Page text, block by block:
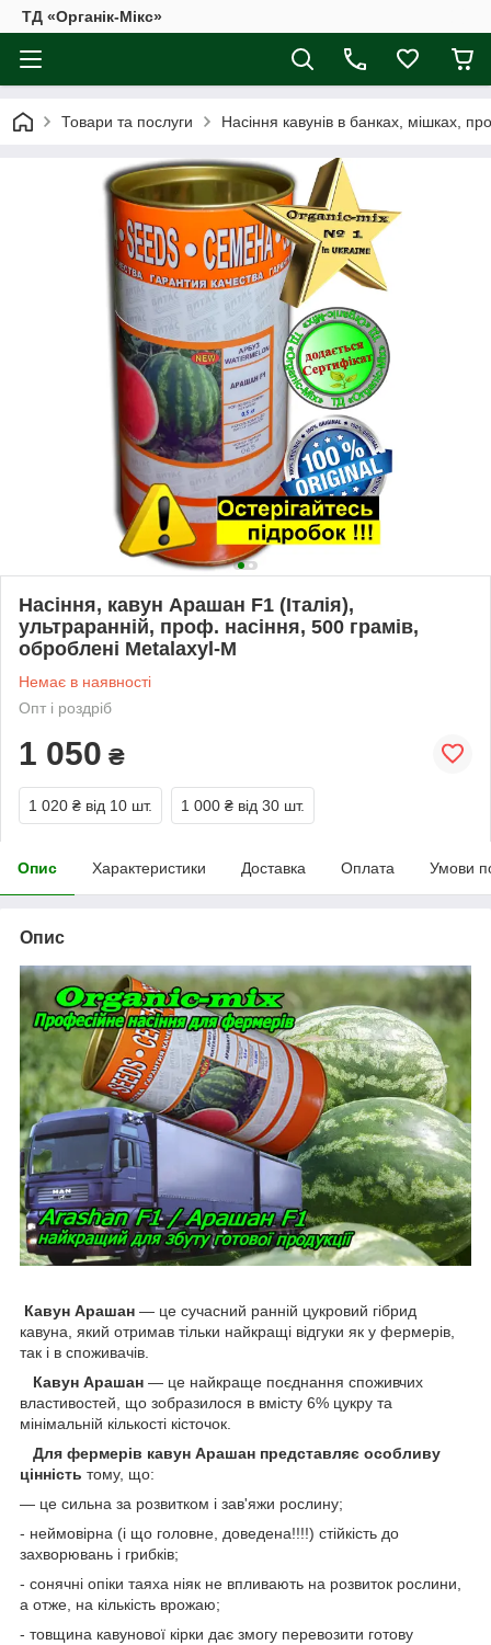
ТД «Органік-Мікс»
Товари та послуги Насіння кавунів в банках, мішках,
Насіння, кавун Арашан F1 (Італія),
ультраранній, проф. насіння, 500 грамів,
оброблені Metalaxyl-M
Немає в наявності
Опт і роздріб
1 050 ₴
1 020 ₴ від 10 шт. 1 000 ₴ від 30 шт.
Опис Характеристики Доставка Оплата Умови
Опис
Кавун Арашан — це сучасний ранній цукровий гібрид
кавуна, який отримав тільки найкращі відгуки як у фермерів,
так і в споживачів.
Кавун Арашан — це найкраще поєднання споживчих
властивостей, що зобразилося в вмісту 6% цукру та
мінімальній кількості кісточок.
Для фермерів кавун Арашан представляє особливу
цінність тому, що:
— це сильна за розвитком і зав'яжи рослину;
- неймовірна (і що головне, доведена!!!!) стійкість до
захворювань і грибків;
- сонячні опіки таяха ніяк не впливають на розвиток рослини,
а отже, на кількість врожаю;
- товщина кавунової кірки дає змогу перевозити готову